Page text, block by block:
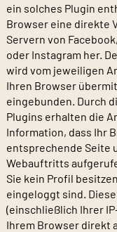
ein solches Plugin
Browser eine direkte
Servern von
oder Instagram her.
wird vom jeweiligen
Ihren Browser
eingebunden. Durch
Plugins erhalten die
Information, dass Ihr
entsprechende Seite
Webauftritts
Sie kein Profil
eingeloggt sind.
(einschließlich Ihrer
Ihrem Browser direkt